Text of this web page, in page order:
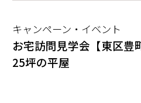
キャンペーン・イベント
お宅訪問見学会【東区豊
25坪の平屋